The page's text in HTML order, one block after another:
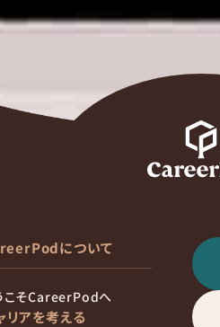
について
こそCareerPodへ
リアを考える